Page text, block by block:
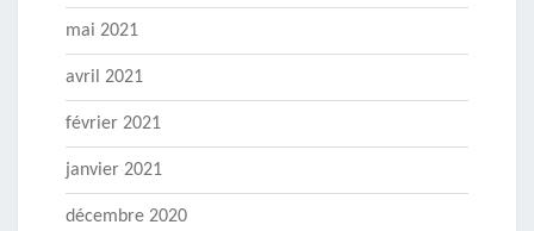
mai 2021
avril 2021
février 2021
janvier 2021
décembre 2020